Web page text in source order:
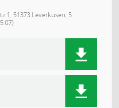
1, 51373 Leverkusen, 5.